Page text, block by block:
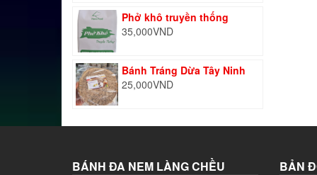
Phở khô truyền thống
35,000VND
Bánh Tráng Dừa Tây Ninh
25,000VND
BÁNH ĐA NEM LÀNG CHỀU BẢN